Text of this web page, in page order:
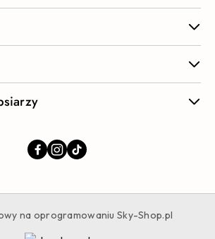
na oprogramowaniu Sky-Shop.pl